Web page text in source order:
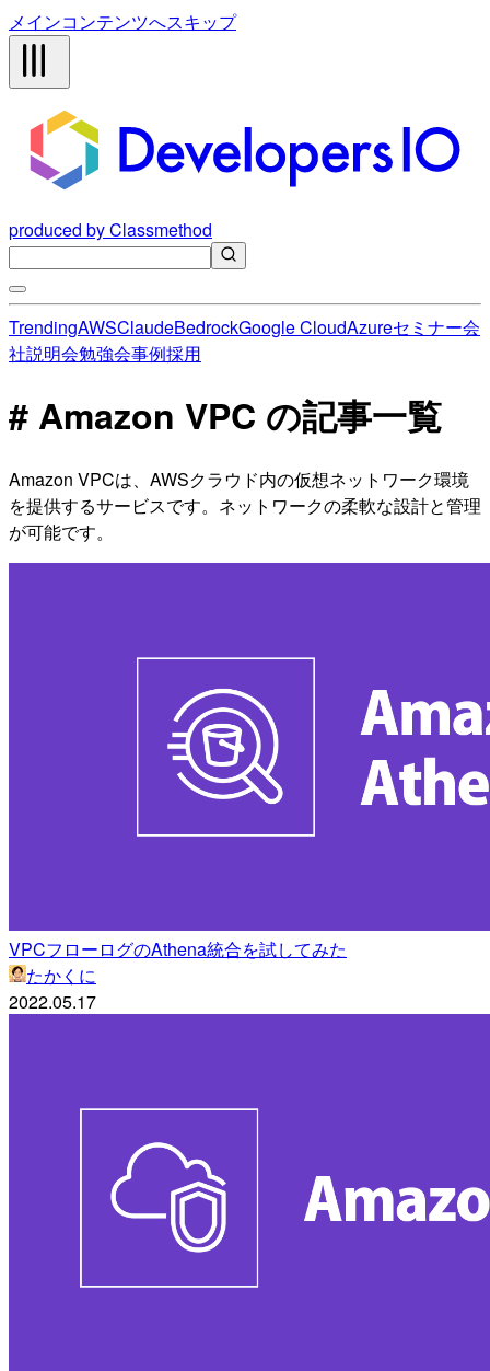
メインコンテンツへスキップ
produced by Classmethod
TrendingAWSClaudeBedrockGoogle CloudAzureセミナー会
社説明会勉強会事例採用
# Amazon VPC の記事一覧
Amazon VPCは、AWSクラウド内の仮想ネットワーク環境
を提供するサービスです。ネットワークの柔軟な設計と管理
が可能です。
VPCフローログのAthena統合を試してみた
たかくに
2022.05.17